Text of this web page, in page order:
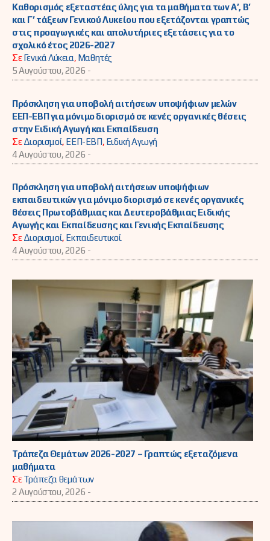
Καθορισμός εξεταστέας ύλης για τα μαθήματα των Α’, Β’
και Γ’ τάξεων Γενικού Λυκείου που εξετάζονται γραπτώς
στις προαγωγικές και απολυτήριες εξετάσεις για το
σχολικό έτος 2026-2027
ΣεΓενικά Λύκεια, Μαθητές
5 Αυγούστου, 2026 -
Πρόσκληση για υποβολή αιτήσεων υποψήφιων μελών
ΕΕΠ-ΕΒΠ για μόνιμο διορισμό σε κενές οργανικές θέσεις
στην Ειδική Αγωγή και Εκπαίδευση
ΣεΔιορισμοί, ΕΕΠ-ΕΒΠ, Ειδική Αγωγή
4 Αυγούστου, 2026 -
Πρόσκληση για υποβολή αιτήσεων υποψήφιων
εκπαιδευτικών για μόνιμο διορισμό σε κενές οργανικές
θέσεις Πρωτοβάθμιας και Δευτεροβάθμιας Ειδικής
Αγωγής και Εκπαίδευσης και Γενικής Εκπαίδευσης
ΣεΔιορισμοί, Εκπαιδευτικοί
4 Αυγούστου, 2026 -
Τράπεζα Θεμάτων 2026-2027 – Γραπτώς εξεταζόμενα
μαθήματα
ΣεΤράπεζα θεμάτων
2 Αυγούστου, 2026 -